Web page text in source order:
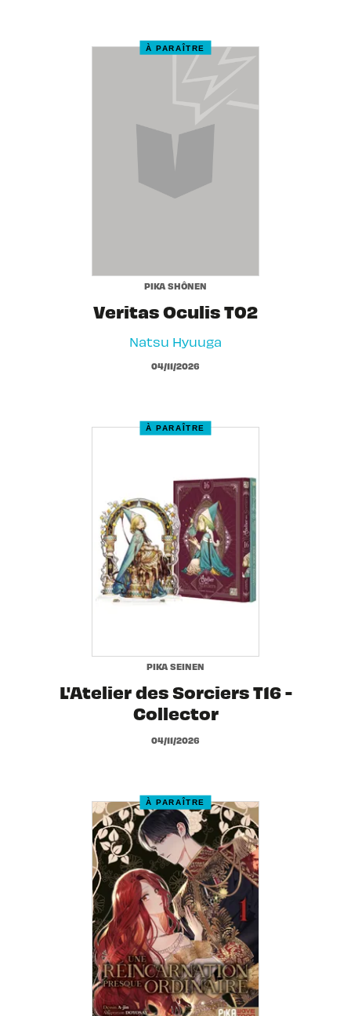
À PARAÎTRE
PIKA SHÔNEN
Veritas Oculis T02
Natsu Hyuuga
04/11/2026
À PARAÎTRE
PIKA SEINEN
L'Atelier des Sorciers T16 -
Collector
04/11/2026
À PARAÎTRE